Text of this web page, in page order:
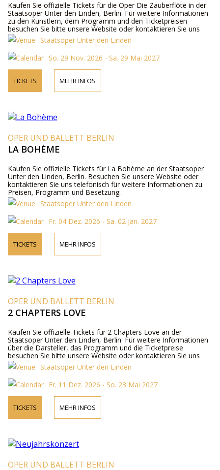
Kaufen Sie offizielle Tickets für die Oper Die Zauberflöte in der
Staatsoper Unter den Linden, Berlin. Für weitere Informationen
zu den Künstlern, dem Programm und den Ticketpreisen
besuchen Sie bitte unsere Website oder kontaktieren Sie uns
telefonisch.Staatsoper Unter den Linden
So. 29 Nov. 2026 - Sa. 29 Mai 2027
TICKETS MEHR INFOS
OPER UND BALLETT BERLIN
LA BOHÈME
Kaufen Sie offizielle Tickets für La Bohème an der Staatsoper
Unter den Linden, Berlin. Besuchen Sie unsere Website oder
kontaktieren Sie uns telefonisch für weitere Informationen zu
Preisen, Programm und Besetzung.
Staatsoper Unter den Linden
Fr. 04 Dez. 2026 - Sa. 02 Jan. 2027
TICKETS MEHR INFOS
OPER UND BALLETT BERLIN
2 CHAPTERS LOVE
Kaufen Sie offizielle Tickets für 2 Chapters Love an der
Staatsoper Unter den Linden, Berlin. Für weitere Informationen
über die Darsteller, das Programm und die Ticketpreise
besuchen Sie bitte unsere Website oder kontaktieren Sie uns
telefonisch.Staatsoper Unter den Linden
Fr. 11 Dez. 2026 - So. 23 Mai 2027
TICKETS MEHR INFOS
OPER UND BALLETT BERLIN